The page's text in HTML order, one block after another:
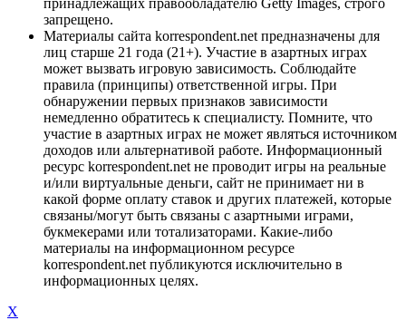
принадлежащих правообладателю Getty Images, строго
запрещено.
Материалы сайта korrespondent.net предназначены для
лиц старше 21 года (21+). Участие в азартных играх
может вызвать игровую зависимость. Соблюдайте
правила (принципы) ответственной игры. При
обнаружении первых признаков зависимости
немедленно обратитесь к специалисту. Помните, что
участие в азартных играх не может являться источником
доходов или альтернативой работе. Информационный
ресурс korrespondent.net не проводит игры на реальные
и/или виртуальные деньги, сайт не принимает ни в
какой форме оплату ставок и других платежей, которые
связаны/могут быть связаны с азартными играми,
букмекерами или тотализаторами. Какие-либо
материалы на информационном ресурсе
korrespondent.net публикуются исключительно в
информационных целях.
X